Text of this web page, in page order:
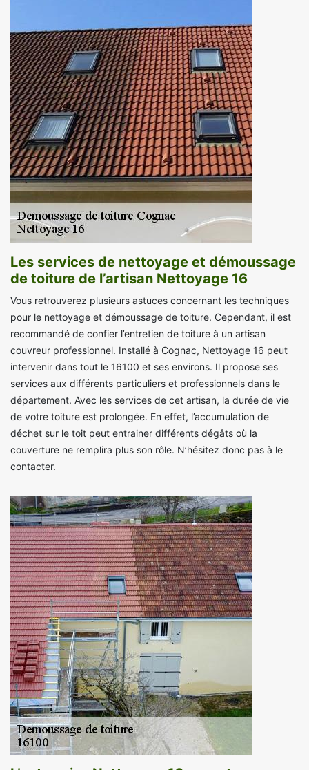
Les services de nettoyage et démoussage
de toiture de l’artisan Nettoyage 16
Vous retrouverez plusieurs astuces concernant les techniques
pour le nettoyage et démoussage de toiture. Cependant, il est
recommandé de confier l’entretien de toiture à un artisan
couvreur professionnel. Installé à Cognac, Nettoyage 16 peut
intervenir dans tout le 16100 et ses environs. Il propose ses
services aux différents particuliers et professionnels dans le
département. Avec les services de cet artisan, la durée de vie
de votre toiture est prolongée. En effet, l’accumulation de
déchet sur le toit peut entrainer différents dégâts où la
couverture ne remplira plus son rôle. N’hésitez donc pas à le
contacter.